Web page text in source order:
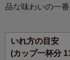
品な味わいの一
いれ方の目安
(カップ一杯分